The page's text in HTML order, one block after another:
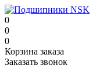
0
0
0
Корзина заказа
Заказать звонок